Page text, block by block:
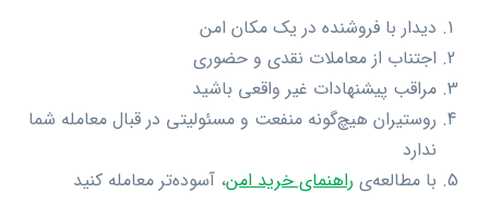
دیدار با فروشنده در یک مکان امن
اجتناب از معاملات نقدی و حضوری
مراقب پیشنهادات غیر واقعی باشید
روستیران هیچ‌گونه منفعت و مسئولیتی در قبال معامله شما
ندارد
با مطالعه‌ی راهنمای خرید امن، آسوده‌تر معامله کنید